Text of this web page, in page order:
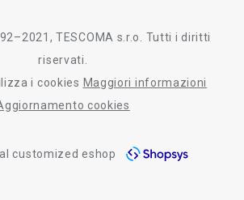
TESCOMA s.r.o. Tutti i diritti
riservati.
i cookies Maggiori informazioni
cookies
customized eshop